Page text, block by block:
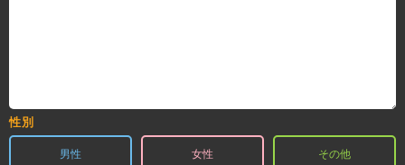
性別
男性 女性 その他